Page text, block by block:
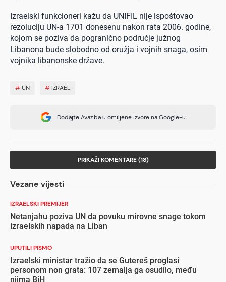
Izraelski funkcioneri kažu da UNIFIL nije ispoštovao
rezoluciju UN-a 1701 donesenu nakon rata 2006. godine,
kojom se poziva da pogranično područje južnog
Libanona bude slobodno od oružja i vojnih snaga, osim
vojnika libanonske države.
#UN # IZRAEL
Dodajte Avaz.ba u omiljene izvore na Google-u.
PRIKAŽI KOMENTARE (18)
Vezane vijesti
IZRAELSKI PREMIJER
Netanjahu poziva UN da povuku mirovne snage tokom
izraelskih napada na Liban
UPUTILI PISMO
Izraelski ministar tražio da se Gutereš proglasi
personom non grata: 107 zemalja ga osudilo, među
njima BiH